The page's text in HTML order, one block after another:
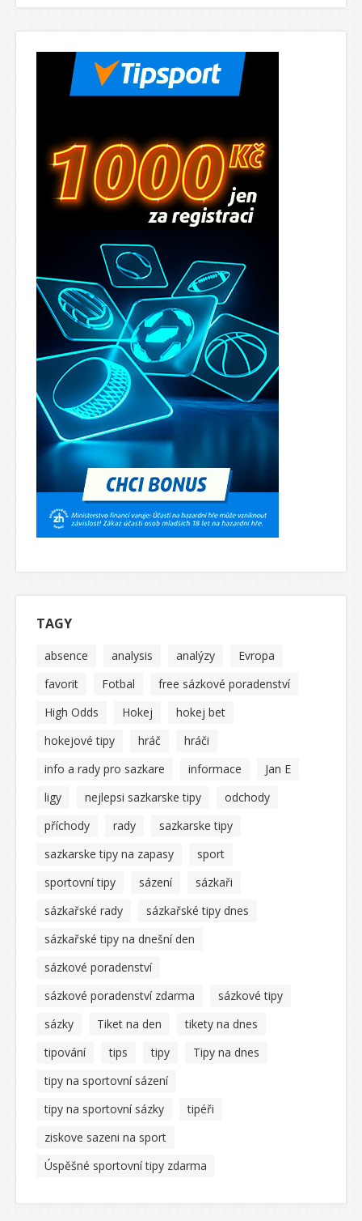
TAGY
absence analysis analýzy
Evropa
favorit
Fotbal
free sázkové poradenství
High Odds
Hokej
hokej bet
hokejové tipy
hráč
hráči
info a rady pro sazkare
informace
Jan E
ligy
nejlepsi sazkarske tipy
odchody
příchody
rady
sazkarske tipy
sazkarske tipy na zapasy
sport
sportovní tipy
sázení
sázkaři
sázkařské rady
sázkařské tipy dnes
sázkařské tipy na dnešní den
sázkové poradenství
sázkové poradenství zdarma
sázkové tipy
sázky
Tiket na den
tikety na dnes
tipování
tips tipy
Tipy na dnes
tipy na sportovní sázení
tipy na sportovní sázky
tipéři
ziskove sazeni na sport
Úspěšné sportovní tipy zdarma